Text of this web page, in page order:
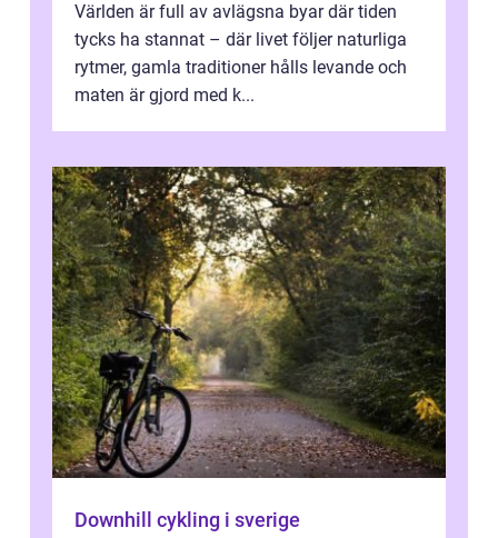
Världen är full av avlägsna byar där tiden
tycks ha stannat – där livet följer naturliga
rytmer, gamla traditioner hålls levande och
maten är gjord med k...
Downhill cykling i sverige